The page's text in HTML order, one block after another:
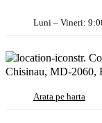
Luni – Vineri:
str.
Chisinau, MD-2060,
Arata pe harta